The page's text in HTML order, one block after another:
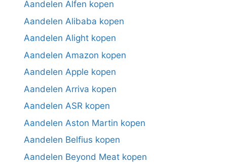
Aandelen Alfen kopen
Aandelen Alibaba kopen
Aandelen Alight kopen
Aandelen Amazon kopen
Aandelen Apple kopen
Aandelen Arriva kopen
Aandelen ASR kopen
Aandelen Aston Martin kopen
Aandelen Belfius kopen
Aandelen Beyond Meat kopen